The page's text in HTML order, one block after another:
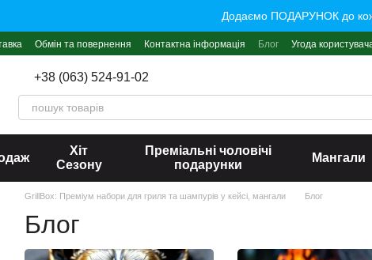
Додаємо ПОДАРУНОК до
Обмін та повернення Контактна інформація Блог Угода
+38 (063) 524-91-02
Хіт
Сезону
Преміальні чоловічі
подарунки
Мангали
GrillBox: Преміум набори для гриля та шампурів у кейсі, мангали Блог
Блог